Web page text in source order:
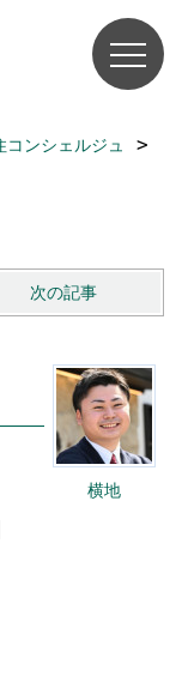
コンシェルジュ
次の記事
横地